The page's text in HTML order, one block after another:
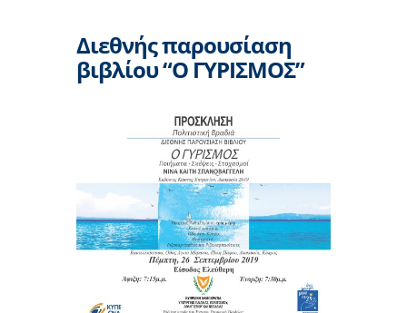
ΕισφορέςΔιεθνής παρουσίαση
βιβλίου “Ο ΓΥΡΙΣΜΟΣ”